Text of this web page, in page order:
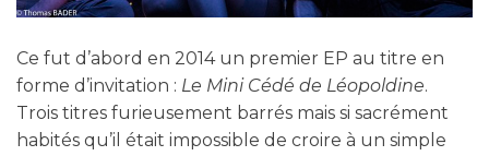
Ce fut d’abord en 2014 un premier EP au titre en
forme d’invitation : Le Mini Cédé de Léopoldine.
Trois titres furieusement barrés mais si sacrément
habités qu’il était impossible de croire à un simple